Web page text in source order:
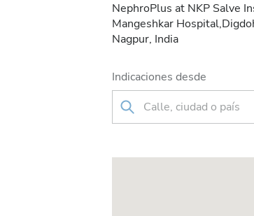
NephroPlus at NKP Salve
Mangeshkar
Nagpur, India
Indicaciones desde